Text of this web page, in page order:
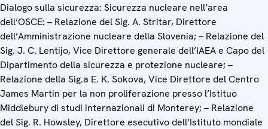
Dialogo sulla sicurezza: Sicurezza nucleare nell’area
dell’OSCE: – Relazione del Sig. A. Stritar, Direttore
dell’Amministrazione nucleare della Slovenia; – Relazione del
Sig. J. C. Lentijo, Vice Direttore generale dell’IAEA e Capo del
Dipartimento della sicurezza e protezione nucleare; –
Relazione della Sig.a E. K. Sokova, Vice Direttore del Centro
James Martin per la non proliferazione presso l’Istituo
Middlebury di studi internazionali di Monterey; – Relazione
del Sig. R. Howsley, Direttore esecutivo dell’Istituto mondiale